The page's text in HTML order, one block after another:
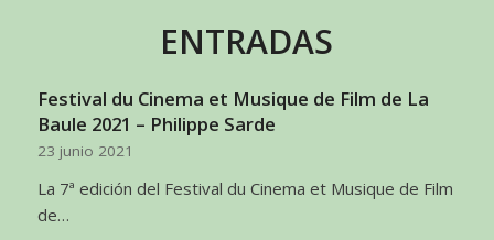
ENTRADAS
Festival du Cinema et Musique de Film de La
Baule 2021 – Philippe Sarde
23 junio 2021
La 7ª edición del Festival du Cinema et Musique de Film
de…